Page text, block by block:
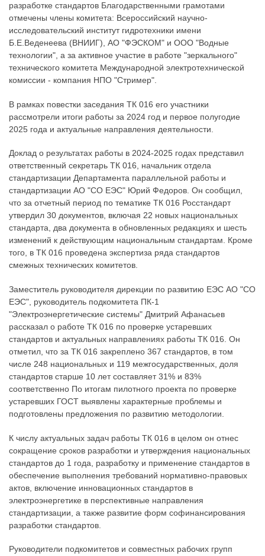
разработке стандартов Благодарственными грамотами
отмечены члены комитета: Всероссийский научно-
исследовательский институт гидротехники имени
Б.Е.Веденеева (ВНИИГ), АО "ФЭСКОМ" и ООО "Водные
технологии", а за активное участие в работе "зеркального"
технического комитета Международной электротехнической
комиссии - компания НПО "Стример".
В рамках повестки заседания ТК 016 его участники
рассмотрели итоги работы за 2024 год и первое полугодие
2025 года и актуальные направления деятельности.
Доклад о результатах работы в 2024-2025 годах представил
ответственный секретарь ТК 016, начальник отдела
стандартизации Департамента параллельной работы и
стандартизации АО "СО ЕЭС" Юрий Федоров. Он сообщил,
что за отчетный период по тематике ТК 016 Росстандарт
утвердил 30 документов, включая 22 новых национальных
стандарта, два документа в обновленных редакциях и шесть
изменений к действующим национальным стандартам. Кроме
того, в ТК 016 проведена экспертиза ряда стандартов
смежных технических комитетов.
Заместитель руководителя дирекции по развитию ЕЭС АО "СО
ЕЭС", руководитель подкомитета ПК-1
"Электроэнергетические системы" Дмитрий Афанасьев
рассказал о работе ТК 016 по проверке устаревших
стандартов и актуальных направлениях работы ТК 016. Он
отметил, что за ТК 016 закреплено 367 стандартов, в том
числе 248 национальных и 119 межгосударственных, доля
стандартов старше 10 лет составляет 31% и 83%
соответственно По итогам пилотного проекта по проверке
устаревших ГОСТ выявлены характерные проблемы и
подготовлены предложения по развитию методологии.
К числу актуальных задач работы ТК 016 в целом он отнес
сокращение сроков разработки и утверждения национальных
стандартов до 1 года, разработку и применение стандартов в
обеспечение выполнения требований нормативно-правовых
актов, включение инновационных стандартов в
электроэнергетике в перспективные направления
стандартизации, а также развитие форм софинансирования
разработки стандартов.
Руководители подкомитетов и совместных рабочих групп